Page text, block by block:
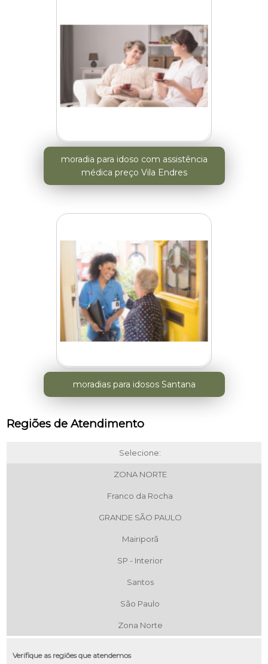
moradia para idoso com assistência
médica preço Vila Endres
moradias para idosos Santana
Regiões de Atendimento
Selecione:
ZONA NORTE
Franco da Rocha
GRANDE SÃO PAULO
Mairiporã
SP - Interior
Santos
São Paulo
Zona Norte
Verifique as regiões que atendemos